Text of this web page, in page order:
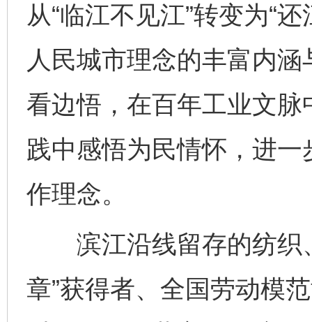
从“临江不见江”转变为“
人民城市理念的丰富内
看边悟，在百年工业文
践中感悟为民情怀，进
作理念。
滨江沿线留存的纺织
章”获得者、全国劳动模